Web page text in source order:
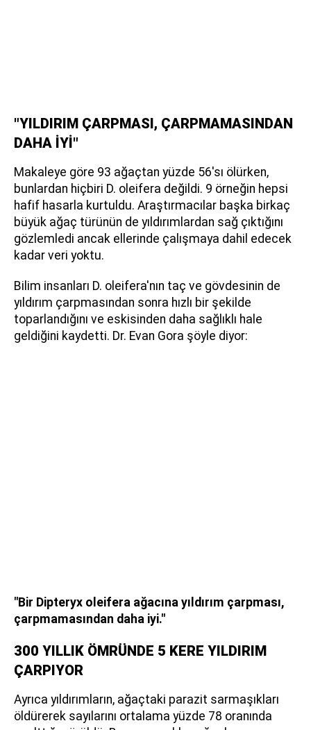
"YILDIRIM ÇARPMASI, ÇARPMAMASINDAN
DAHA İYİ"
Makaleye göre 93 ağaçtan yüzde 56'sı ölürken,
bunlardan hiçbiri D. oleifera değildi. 9 örneğin hepsi
hafif hasarla kurtuldu. Araştırmacılar başka birkaç
büyük ağaç türünün de yıldırımlardan sağ çıktığını
gözlemledi ancak ellerinde çalışmaya dahil edecek
kadar veri yoktu.
Bilim insanları D. oleifera'nın taç ve gövdesinin de
yıldırım çarpmasından sonra hızlı bir şekilde
toparlandığını ve eskisinden daha sağlıklı hale
geldiğini kaydetti. Dr. Evan Gora şöyle diyor:
"Bir Dipteryx oleifera ağacına yıldırım çarpması,
çarpmamasından daha iyi."
300 YILLIK ÖMRÜNDE 5 KERE YILDIRIM
ÇARPIYOR
Ayrıca yıldırımların, ağaçtaki parazit sarmaşıkları
öldürerek sayılarını ortalama yüzde 78 oranında